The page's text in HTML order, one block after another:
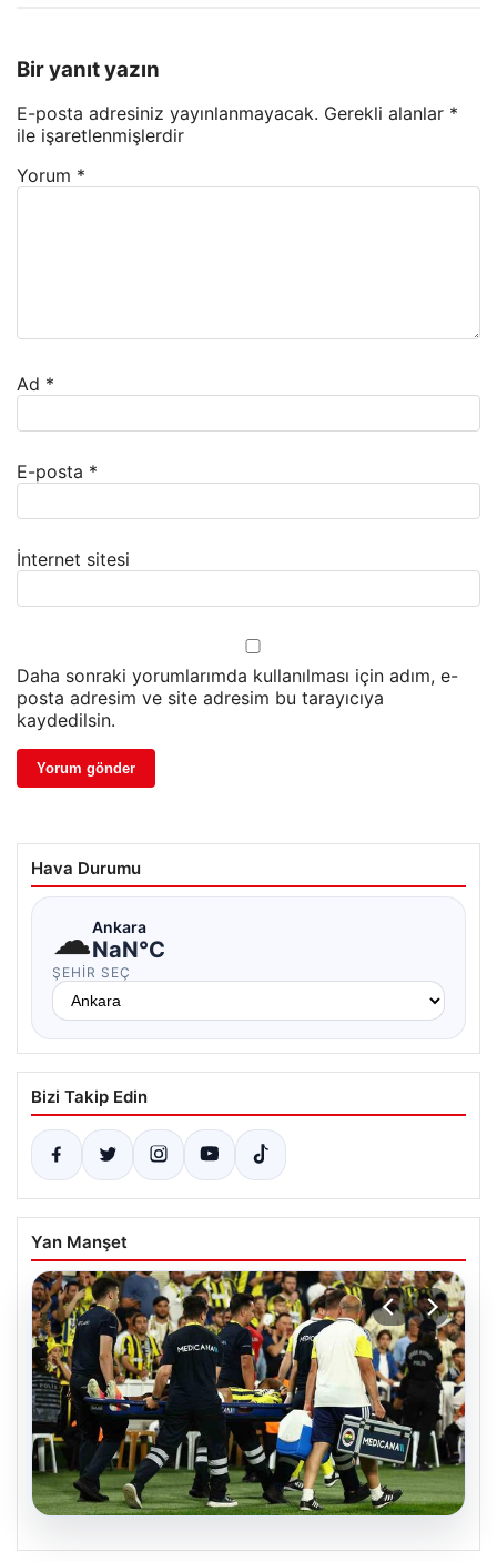
Bir yanıt yazın
E-posta adresiniz yayınlanmayacak. Gerekli alanlar *
ile işaretlenmişlerdir
Yorum *
Ad *
E-posta *
İnternet sitesi
Daha sonraki yorumlarımda kullanılması için adım, e-
posta adresim ve site adresim bu tarayıcıya
kaydedilsin.
Hava Durumu
☁Ankara
NaN°C
ŞEHIR SEÇ
Bizi Takip Edin
Yan Manşet